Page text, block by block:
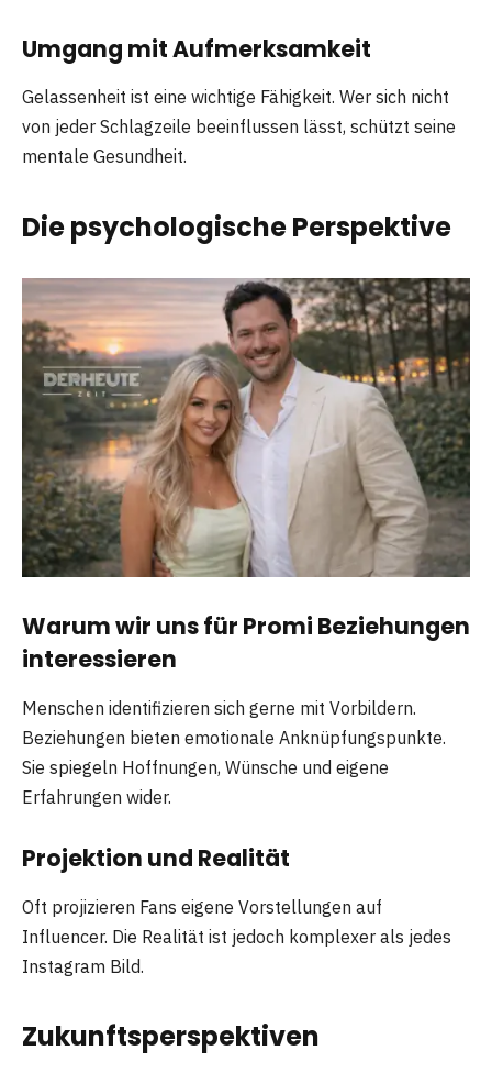
Umgang mit Aufmerksamkeit
Gelassenheit ist eine wichtige Fähigkeit. Wer sich nicht
von jeder Schlagzeile beeinflussen lässt, schützt seine
mentale Gesundheit.
Die psychologische Perspektive
Warum wir uns für Promi Beziehungen
interessieren
Menschen identifizieren sich gerne mit Vorbildern.
Beziehungen bieten emotionale Anknüpfungspunkte.
Sie spiegeln Hoffnungen, Wünsche und eigene
Erfahrungen wider.
Projektion und Realität
Oft projizieren Fans eigene Vorstellungen auf
Influencer. Die Realität ist jedoch komplexer als jedes
Instagram Bild.
Zukunftsperspektiven